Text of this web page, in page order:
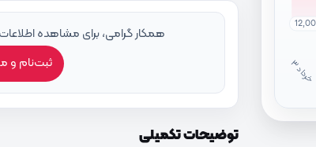
خ
ر
داد
۳
همکار گرامی، برای مشاهده
ثبت‌نام و
توضیحات تکمیلی